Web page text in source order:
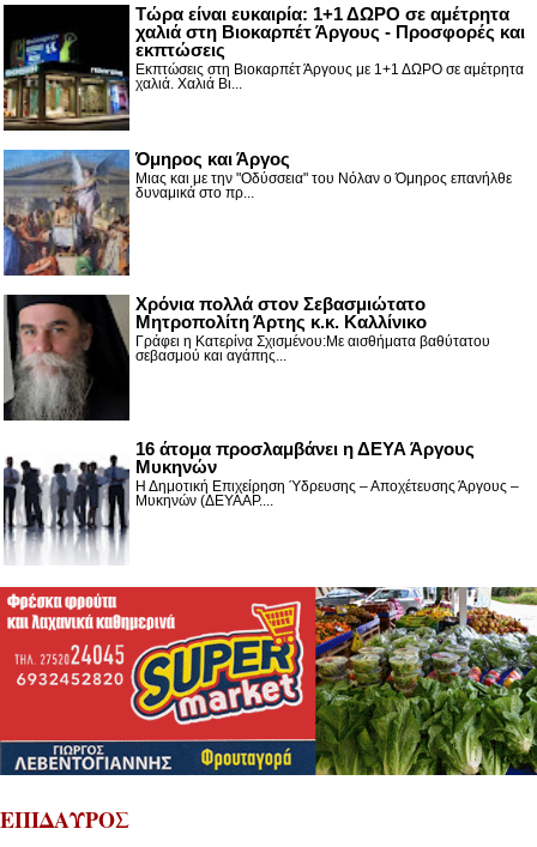
Τώρα είναι ευκαιρία: 1+1 ΔΩΡΟ σε αμέτρητα
χαλιά στη Βιοκαρπέτ Άργους - Προσφορές και
εκπτώσεις
Εκπτώσεις στη Βιοκαρπέτ Άργους με 1+1 ΔΩΡΟ σε αμέτρητα
χαλιά. Χαλιά Βι...
Όμηρος και Άργος
Μιας και με την "Οδύσσεια" του Νόλαν ο Όμηρος επανήλθε
δυναμικά στο πρ...
Χρόνια πολλά στον Σεβασμιώτατο
Μητροπολίτη Άρτης κ.κ. Καλλίνικο
Γράφει η Κατερίνα Σχισμένου:Με αισθήματα βαθύτατου
σεβασμού και αγάπης...
16 άτομα προσλαμβάνει η ΔΕΥΑ Άργους
Μυκηνών
Η Δημοτική Επιχείρηση Ύδρευσης – Αποχέτευσης Άργους –
Μυκηνών (ΔΕΥΑΑΡ....
ΕΠΙΔΑΥΡΟΣ